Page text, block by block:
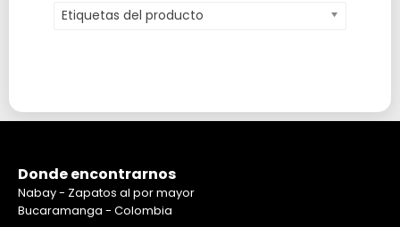
Etiquetas del producto
Donde encontrarnos
Nabay - Zapatos al por mayor
Bucaramanga - Colombia